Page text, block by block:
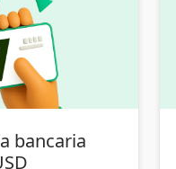
bancaria